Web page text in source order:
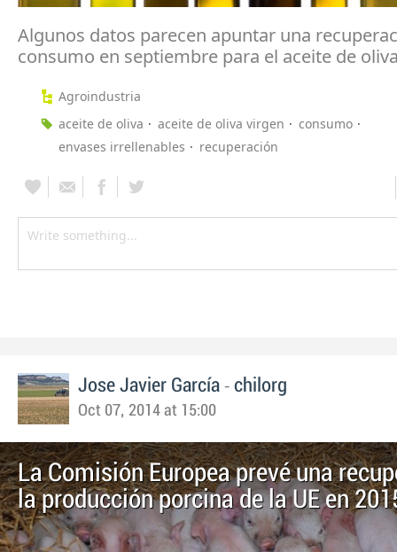
Algunos datos parecen apuntar una
consumo en septiembre para el aceite de
Agroindustria
aceite de oliva
aceite de oliva virgen
consumo
envases irrellenables
recuperación
Jose Javier García - chilorg
Oct 07, 2014 at 15:00
La Comisión Europea prevé una
la producción porcina de la UE en